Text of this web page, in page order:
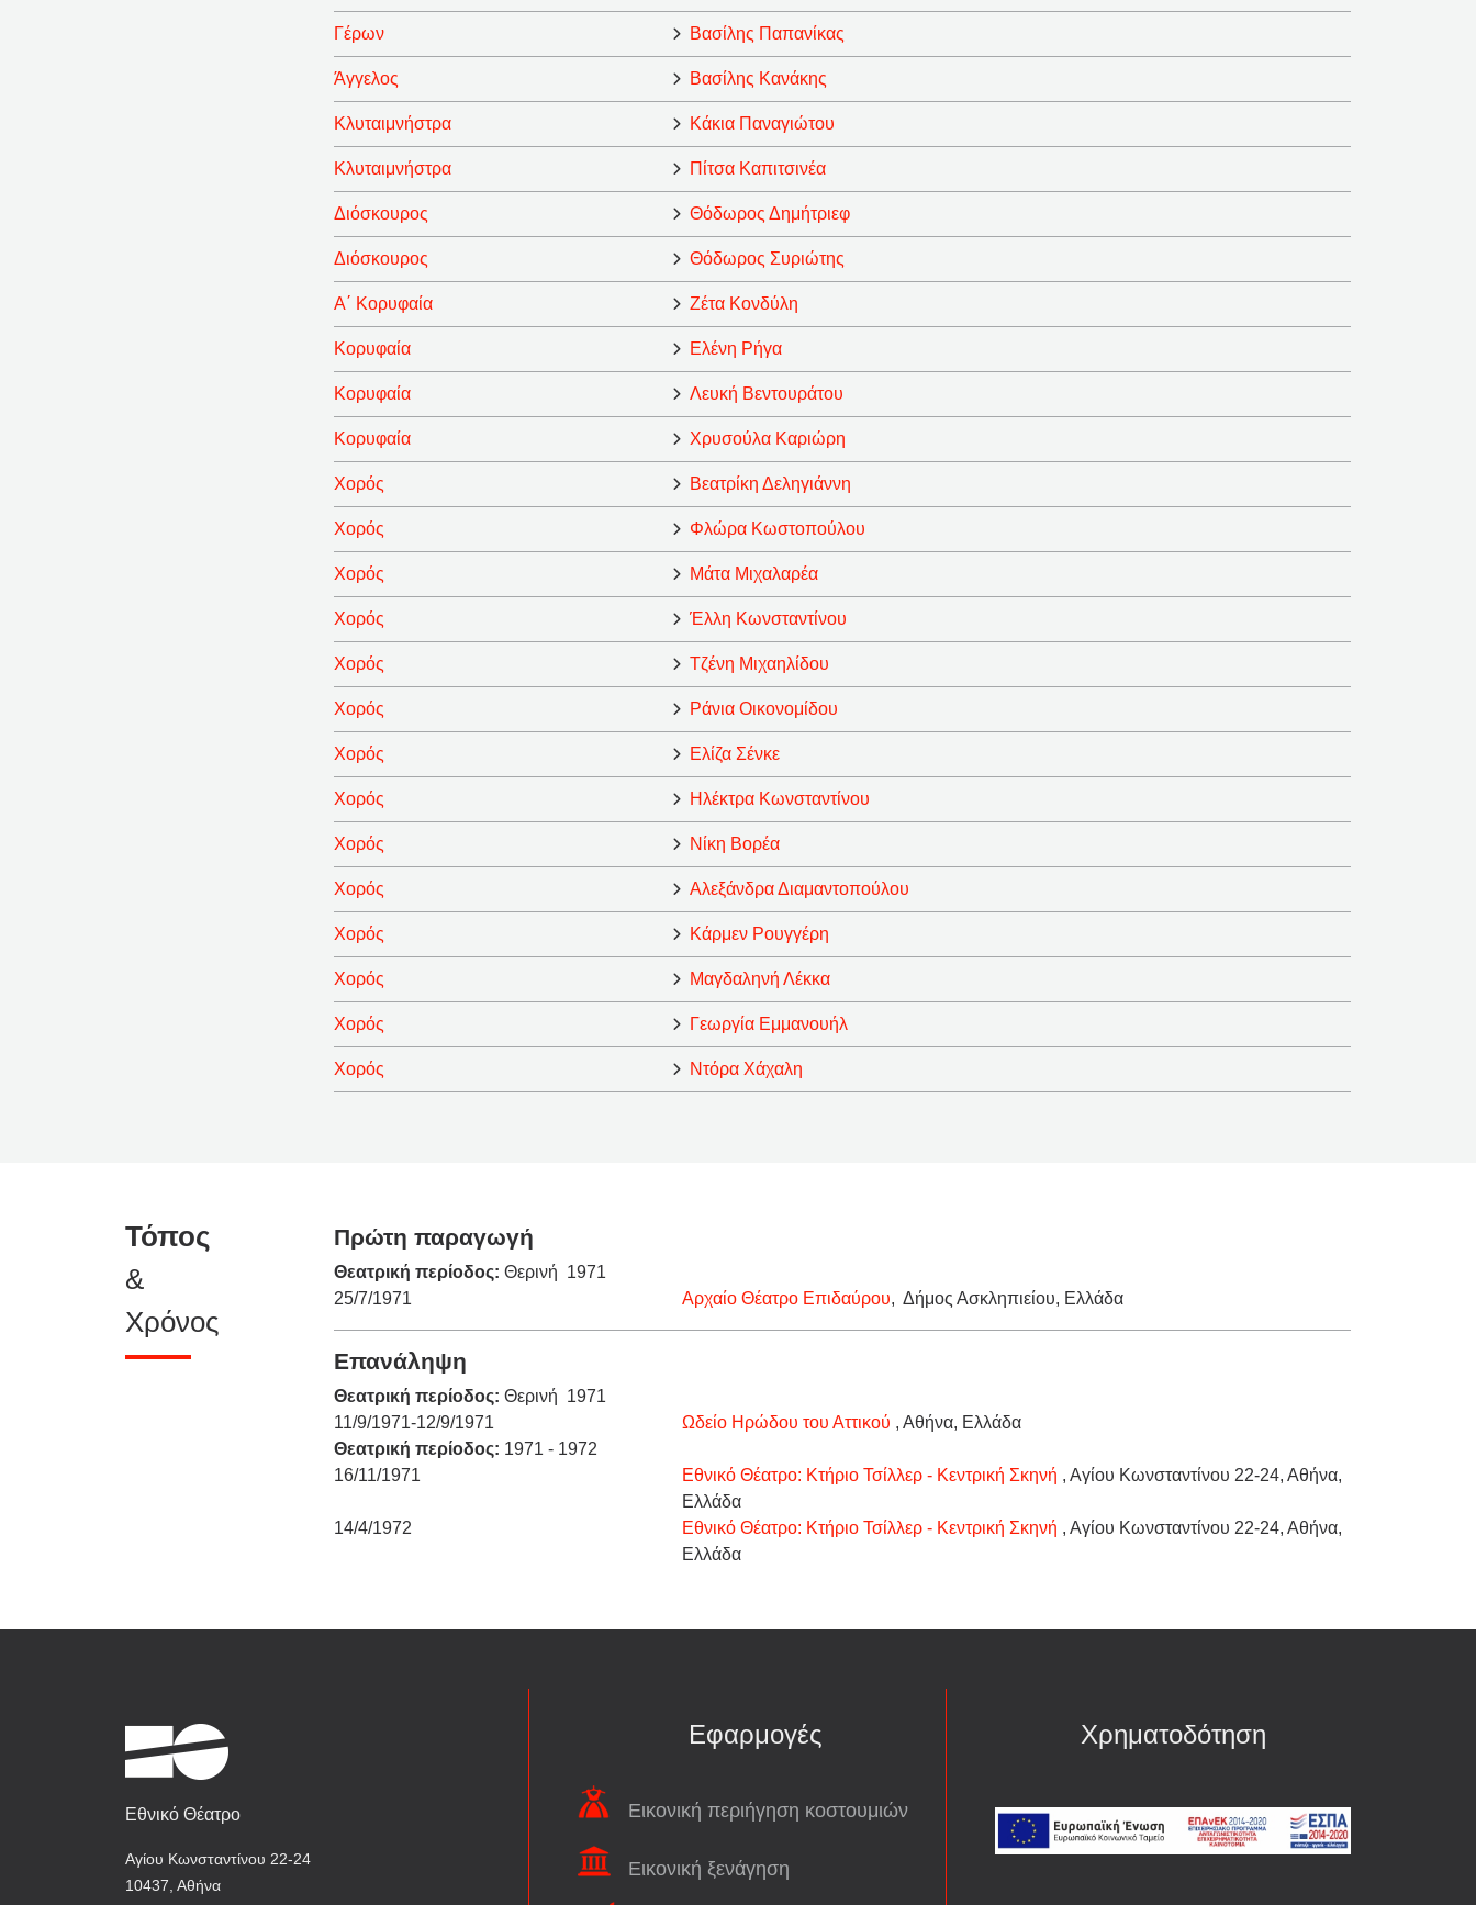
Γέρων Βασίλης Παπανίκας
Άγγελος Βασίλης Κανάκης
Κλυταιμνήστρα Κάκια Παναγιώτου
Κλυταιμνήστρα Πίτσα Καπιτσινέα
Διόσκουρος Θόδωρος Δημήτριεφ
Διόσκουρος Θόδωρος Συριώτης
Α΄ Κορυφαία Ζέτα Κονδύλη
Κορυφαία Ελένη Ρήγα
Κορυφαία Λευκή Βεντουράτου
Κορυφαία Χρυσούλα Καριώρη
Χορός Βεατρίκη Δεληγιάννη
Χορός Φλώρα Κωστοπούλου
Χορός Μάτα Μιχαλαρέα
Χορός Έλλη Κωνσταντίνου
Χορός Τζένη Μιχαηλίδου
Χορός Ράνια Οικονομίδου
Χορός Ελίζα Σένκε
Χορός Ηλέκτρα Κωνσταντίνου
Χορός Νίκη Βορέα
Χορός Αλεξάνδρα Διαμαντοπούλου
Χορός Κάρμεν Ρουγγέρη
Χορός Μαγδαληνή Λέκκα
Χορός Γεωργία Εμμανουήλ
Χορός Ντόρα Χάχαλη
Τόπος
&
Χρόνος
Πρώτη παραγωγή
Θεατρική περίοδος: Θερινή 1971
25/7/1971
Αρχαίο Θέατρο Επιδαύρου, Δήμος Ασκληπιείου, Ελλάδα
Επανάληψη
Θεατρική περίοδος: Θερινή 1971
11/9/1971-12/9/1971
Ωδείο Ηρώδου του Αττικού , Αθήνα, Ελλάδα
Θεατρική περίοδος: 1971 - 1972
16/11/1971
Εθνικό Θέατρο: Κτήριο Τσίλλερ - Κεντρική Σκηνή , Αγίου Κωνσταντίνου 22-24, Αθήνα,
Ελλάδα
14/4/1972
Εθνικό Θέατρο: Κτήριο Τσίλλερ - Κεντρική Σκηνή , Αγίου Κωνσταντίνου 22-24, Αθήνα,
Ελλάδα
Εθνικό Θέατρο
Αγίου Κωνσταντίνου 22-24
10437, Αθήνα
Εφαρμογές
Εικονική περιήγηση κοστουμιών
Εικονική ξενάγηση
Χρηματοδότηση